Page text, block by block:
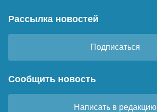
Рассылка новостей
Подписаться
Сообщить новость
Написать в редакцию